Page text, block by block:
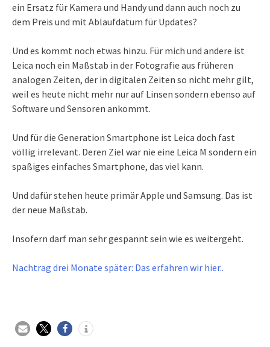
ein Ersatz für Kamera und Handy und dann auch noch zu
dem Preis und mit Ablaufdatum für Updates?
Und es kommt noch etwas hinzu. Für mich und andere ist
Leica noch ein Maßstab in der Fotografie aus früheren
analogen Zeiten, der in digitalen Zeiten so nicht mehr gilt,
weil es heute nicht mehr nur auf Linsen sondern ebenso auf
Software und Sensoren ankommt.
Und für die Generation Smartphone ist Leica doch fast
völlig irrelevant. Deren Ziel war nie eine Leica M sondern ein
spaßiges einfaches Smartphone, das viel kann.
Und dafür stehen heute primär Apple und Samsung. Das ist
der neue Maßstab.
Insofern darf man sehr gespannt sein wie es weitergeht.
Nachtrag drei Monate später: Das erfahren wir hier..